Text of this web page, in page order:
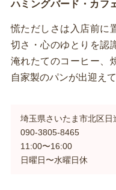
ハミングバード・カフ
慌ただしさは入店前に
切さ・心のゆとりを認
淹れたてのコーヒー、
自家製のパンが出迎え
埼玉県さいたま市北区
090-3805-8465
11:00〜16:00
日曜日〜水曜日休